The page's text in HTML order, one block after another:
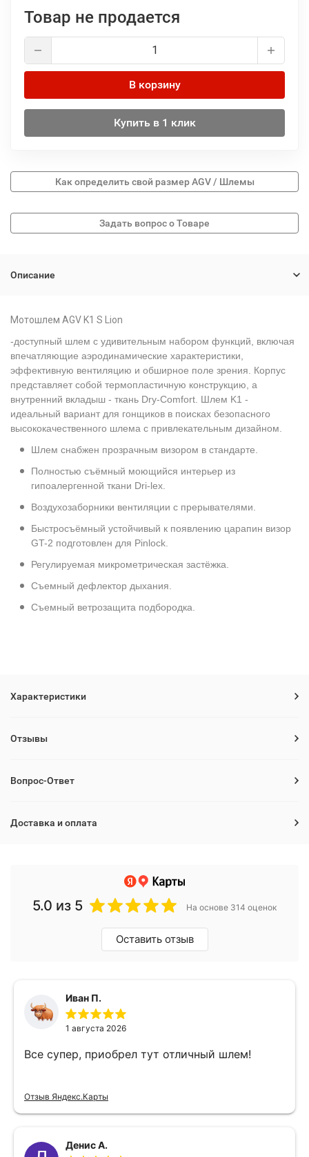
Товар не продается
В корзину
Купить в 1 клик
Как определить свой размер AGV / Шлемы
Описание
Мотошлем AGV K1 S Lion
-доступный шлем с удивительным набором функций, включая
впечатляющие аэродинамические характеристики,
эффективную вентиляцию и обширное поле зрения. Корпус
представляет собой термопластичную конструкцию, а
внутренний вкладыш - ткань Dry-Comfort. Шлем K1 -
идеальный вариант для гонщиков в поисках безопасного
высококачественного шлема с привлекательным дизайном.
Шлем снабжен прозрачным визором в стандарте.
Полностью съёмный моющийся интерьер из
гипоалергенной ткани Dri-lex.
Воздухозаборники вентиляции с прерывателями.
Быстросъёмный устойчивый к появлению царапин визор
GT-2 подготовлен для Pinlock.
Регулируемая микрометрическая застёжка.
Съемный дефлектор дыхания.
Съемный ветрозащита подбородка.
Характеристики
Отзывы
Вопрос-Ответ
Доставка и оплата